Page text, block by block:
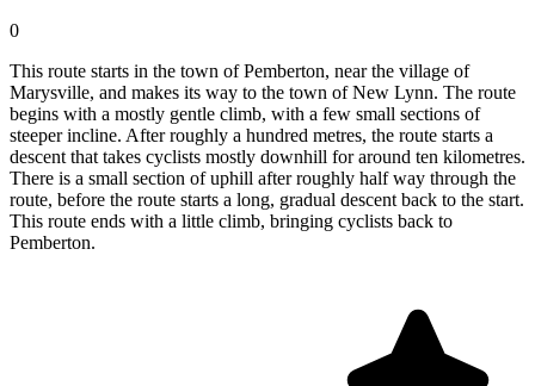
0
This route starts in the town of Pemberton, near the village of
Marysville, and makes its way to the town of New Lynn. The route
begins with a mostly gentle climb, with a few small sections of
steeper incline. After roughly a hundred metres, the route starts a
descent that takes cyclists mostly downhill for around ten kilometres.
There is a small section of uphill after roughly half way through the
route, before the route starts a long, gradual descent back to the start.
This route ends with a little climb, bringing cyclists back to
Pemberton.